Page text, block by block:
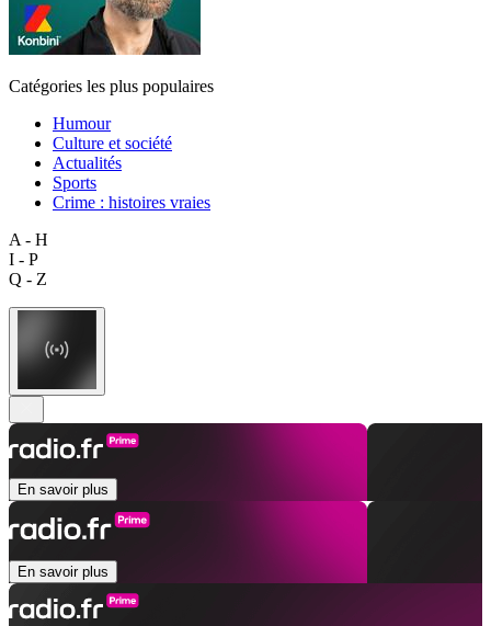
Catégories les plus populaires
Humour
Culture et société
Actualités
Sports
Crime : histoires vraies
A - H
I - P
Q - Z
En savoir plus
En savoir plus